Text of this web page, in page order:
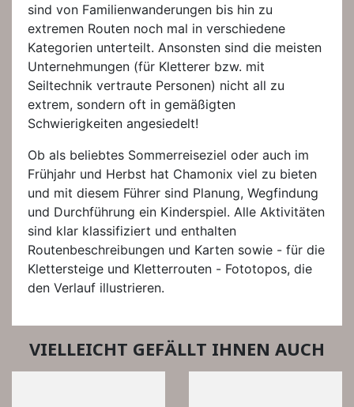
sind von Familienwanderungen bis hin zu
extremen Routen noch mal in verschiedene
Kategorien unterteilt. Ansonsten sind die meisten
Unternehmungen (für Kletterer bzw. mit
Seiltechnik vertraute Personen) nicht all zu
extrem, sondern oft in gemäßigten
Schwierigkeiten angesiedelt!
Ob als beliebtes Sommerreiseziel oder auch im
Frühjahr und Herbst hat Chamonix viel zu bieten
und mit diesem Führer sind Planung, Wegfindung
und Durchführung ein Kinderspiel. Alle Aktivitäten
sind klar klassifiziert und enthalten
Routenbeschreibungen und Karten sowie - für die
Klettersteige und Kletterrouten - Fototopos, die
den Verlauf illustrieren.
VIELLEICHT GEFÄLLT IHNEN AUCH